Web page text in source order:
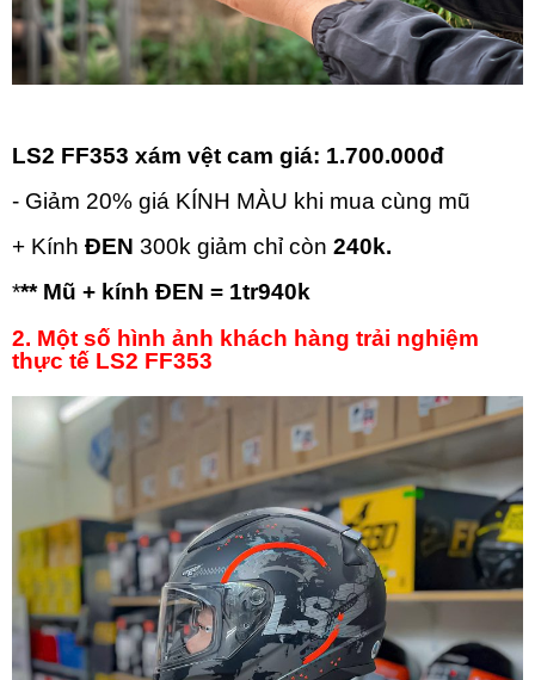
LS2 FF353 xám vệt cam giá: 1.700.000đ
- Giảm 20% giá KÍNH MÀU khi mua cùng mũ
+ Kính ĐEN 300k giảm chỉ còn 240k.
*** Mũ + kính ĐEN = 1tr940k
2. Một số hình ảnh khách hàng trải nghiệm
thực tế LS2 FF353